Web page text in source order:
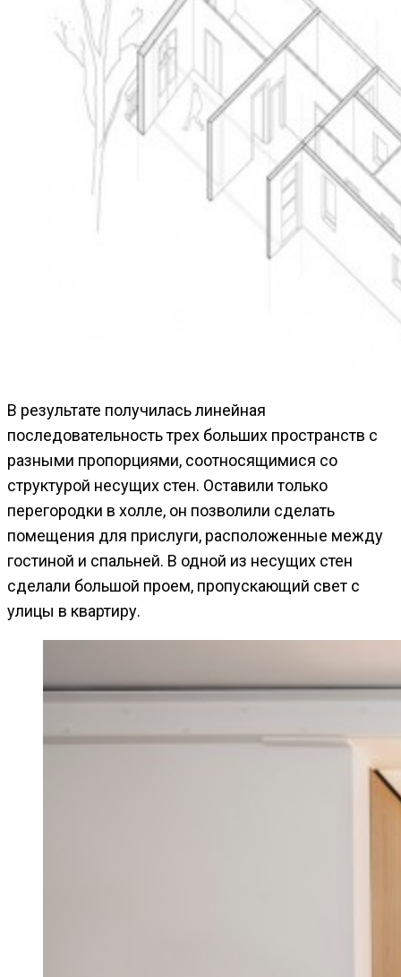
В результате получилась линейная
последовательность трех больших пространств с
разными пропорциями, соотносящимися со
структурой несущих стен. Оставили только
перегородки в холле, он позволили сделать
помещения для прислуги, расположенные между
гостиной и спальней. В одной из несущих стен
сделали большой проем, пропускающий свет с
улицы в квартиру.